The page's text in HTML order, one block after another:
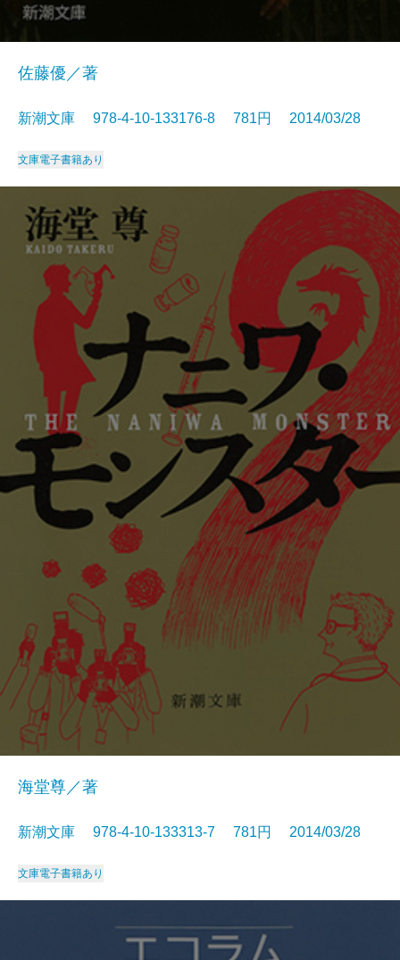
佐藤優／著
新潮文庫 978-4-10-133176-8 781円 2014/03/28
文庫電子書籍あり
海堂尊／著
新潮文庫 978-4-10-133313-7 781円 2014/03/28
文庫電子書籍あり